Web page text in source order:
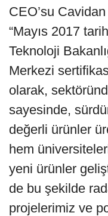
CEO’su
“Mayıs 2017
Teknoloji
Merkezi
olarak,
sayesinde,
değerli ürünler
hem
yeni ürünler
de bu şekilde
projelerimiz ve